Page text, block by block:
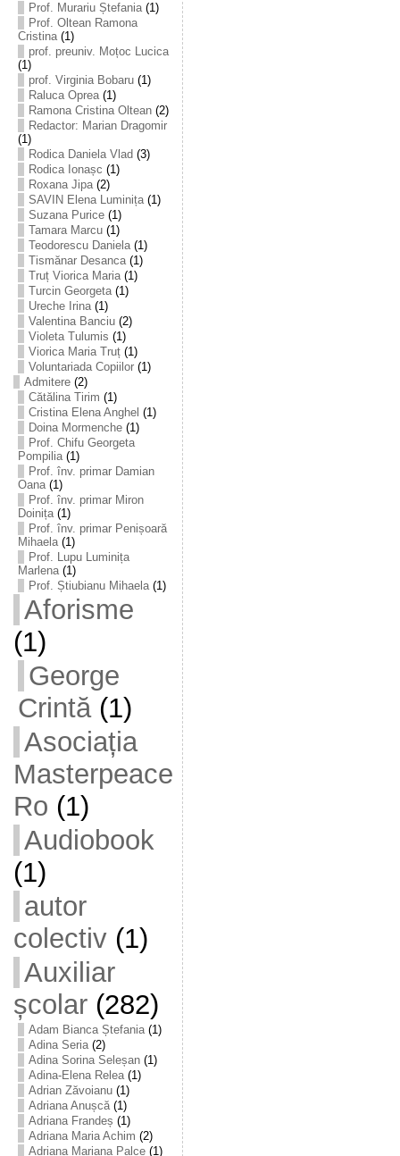
Prof. Murariu Ștefania(1)
Prof. Oltean Ramona
Cristina(1)
prof. preuniv. Moțoc Lucica
(1)
prof. Virginia Bobaru(1)
Raluca Oprea(1)
Ramona Cristina Oltean(2)
Redactor: Marian Dragomir
(1)
Rodica Daniela Vlad (3)
Rodica Ionașc (1)
Roxana Jipa(2)
SAVIN Elena Luminița(1)
Suzana Purice(1)
Tamara Marcu(1)
Teodorescu Daniela(1)
Tismănar Desanca(1)
Truț Viorica Maria(1)
Turcin Georgeta(1)
Ureche Irina(1)
Valentina Banciu(2)
Violeta Tulumis (1)
Viorica Maria Truț(1)
Voluntariada Copiilor(1)
Admitere(2)
Cătălina Tirim (1)
Cristina Elena Anghel (1)
Doina Mormenche(1)
Prof. Chifu Georgeta
Pompilia(1)
Prof. înv. primar Damian
Oana(1)
Prof. înv. primar Miron
Doinița(1)
Prof. înv. primar Penișoară
Mihaela(1)
Prof. Lupu Luminița
Marlena(1)
Prof. Știubianu Mihaela(1)
Aforisme
(1)
George
Crintă(1)
Asociația
Masterpeace
Ro (1)
Audiobook
(1)
autor
colectiv(1)
Auxiliar
școlar(282)
Adam Bianca Ștefania(1)
Adina Seria(2)
Adina Sorina Seleșan(1)
Adina-Elena Relea(1)
Adrian Zăvoianu(1)
Adriana Anușcă(1)
Adriana Frandeș (1)
Adriana Maria Achim (2)
Adriana Mariana Palce(1)